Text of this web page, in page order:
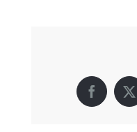
Facebook
X